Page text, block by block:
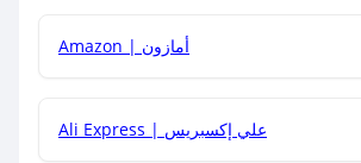
Amazon | أمازون
Ali Express | علي إكسبريس